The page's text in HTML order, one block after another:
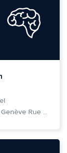
Cité des Métiers du Grand Genève Rue Prévost-Martin 6 1205 Genève
page?